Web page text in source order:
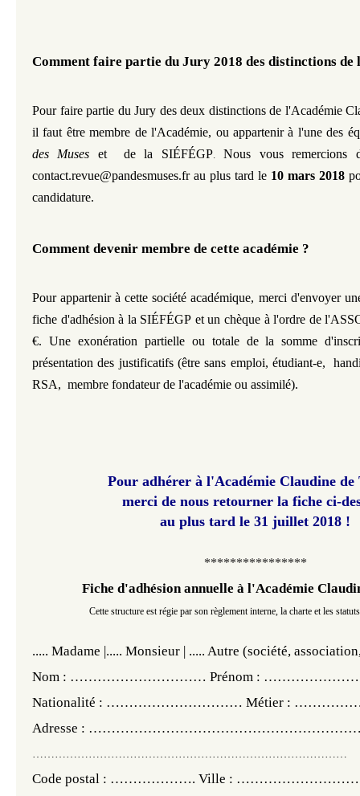
Comment faire partie du Jury 2018 des distinctions de
Pour faire partie du Jury des deux distinctions de l'Académie
il faut être membre de l'Académie, ou appartenir à l'une des
des Muses et de la SIÉFÉGP.
Nous vous remercions
contact.revue@pandesmuses.fr au plus tard le 10 mars 2018
candidature.
Comment devenir membre de cette académie ?
Pour appartenir à cette société académique, merci d'envoyer
fiche d'adhésion à la SIÉFÉGP et un chèque à l'ordre de
€. Une exonération partielle ou totale de la somme
présentation des justificatifs (être sans emploi, étudiant-e,
RSA, membre fondateur de l'académie ou assimilé).
Pour adhérer à l'Académie Claudine de
merci de nous retourner la fiche ci-
au plus tard le 31 juillet 2018 !
****************
Fiche d'adhésion annuelle à l'Académie
Cette structure est régie par son règlement interne, la charte et les
..... Madame |..... Monsieur | ..... Autre (société,
Nom : ………………………… Prénom :
Nationalité : ………………………… Métier :
Adresse :
…………………………………………………………………………
Code postal : ………………. Ville :